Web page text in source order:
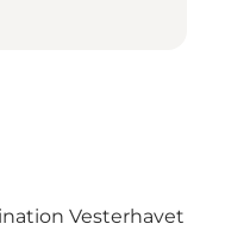
Vesterhavet